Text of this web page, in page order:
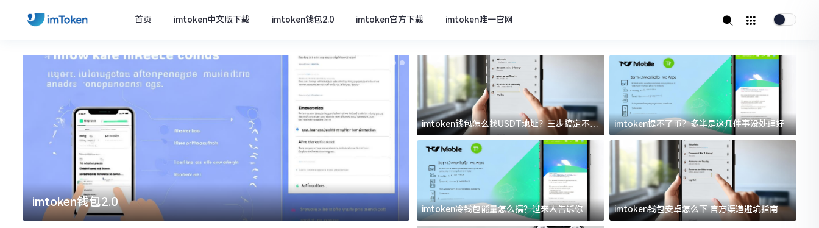
首页 imtoken中文版下载 imtoken钱包2.0 imtoken官方下载 imtoken唯一官网
imtoken钱包2.0 imtoken官方下载
imtoken钱包怎么找USDT地址？三步搞定不踩
坑
imtoken提不了币？多半是这几件事没处理好
imtoken冷钱包能量怎么搞？过来人告诉你门
道
imtoken钱包安卓怎么下 官方渠道避坑指南